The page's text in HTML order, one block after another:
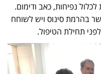
לכלול נפיחות, כאב ודימום.
בהרמת סינוס ויש לשוחח
תחילת הטיפול.